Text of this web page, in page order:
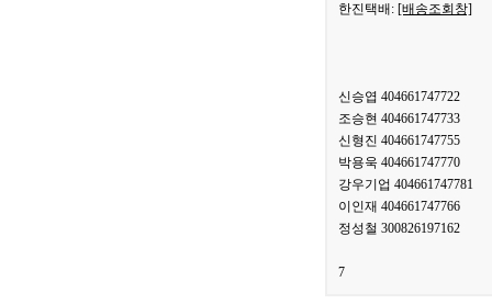
한진택배: [배송조회창]
신승엽 404661747722
조승현 404661747733
신형진 404661747755
박용욱 404661747770
강우기업 404661747781
이인재 404661747766
정성철 300826197162
7